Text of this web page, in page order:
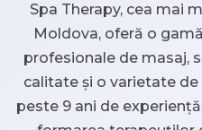
Spa Therapy, cea mai
Moldova, oferă o
profesionale de masaj,
calitate și o varietate
peste 9 ani de